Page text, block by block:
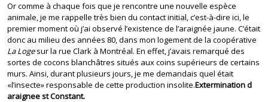
Or comme à chaque fois que je rencontre une nouvelle espèce
animale, je me rappelle très bien du contact initial, c’est-à-dire ici, le
premier moment où j’ai observé l’existence de l’araignée jaune. C’était
donc au milieu des années 80, dans mon logement de la coopérative
La Logesur la rue Clark à Montréal. En effet, j’avais remarqué des
sortes de cocons blanchâtres situés aux coins supérieurs de certains
murs. Ainsi, durant plusieurs jours, je me demandais quel était
«l’insecte» responsable de cette production insolite.Extermination d
araignee st Constant.